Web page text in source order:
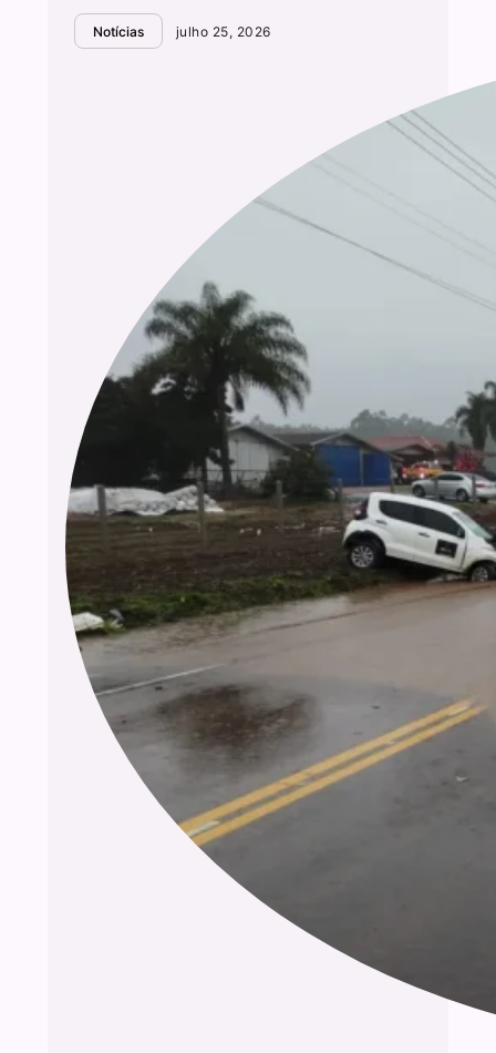
Notícias julho 25, 2026